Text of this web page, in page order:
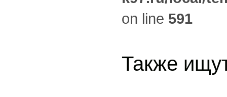
on line 591
Также